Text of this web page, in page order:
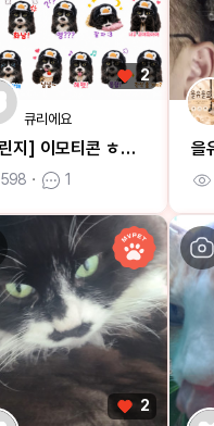
2
큐리에요
[챌린지] 이모티콘 ㅎㅎㅎ
598 ㆍ 1
2